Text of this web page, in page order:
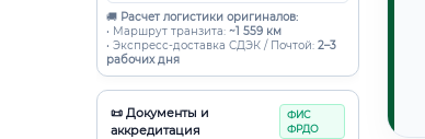
🚚 Расчет логистики оригиналов:
• Маршрут транзита: ~1 559 км
• Экспресс-доставка СДЭК / Почтой: 2–3
рабочих дня
📜 Документы и
аккредитация
ФИС
ФРДО